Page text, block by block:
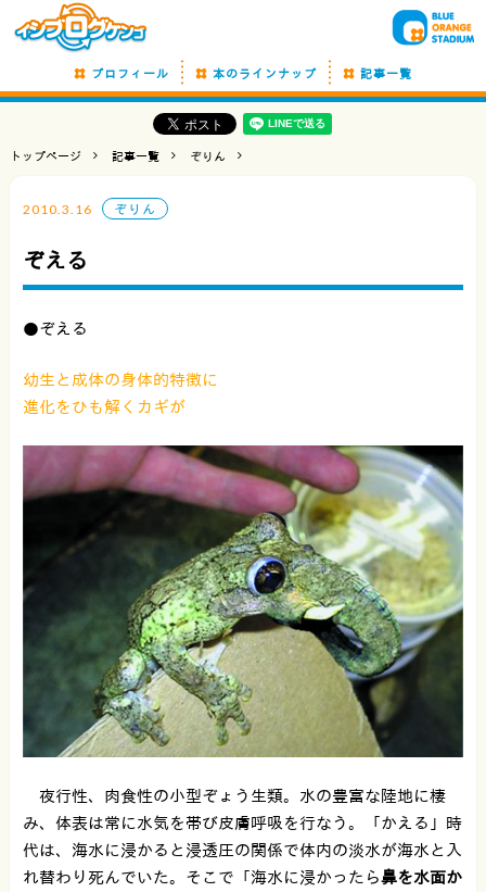
プロフィール 本のラインナップ 記事一覧
トップページ 記事一覧 ぞりん
2010.3.16 ぞりん
ぞえる
●ぞえる
幼生と成体の身体的特徴に
進化をひも解くカギが
夜行性、肉食性の小型ぞょう生類。水の豊富な陸地に棲
み、体表は常に水気を帯び皮膚呼吸を行なう。「かえる」時
代は、海水に浸かると浸透圧の関係で体内の淡水が海水と入
れ替わり死んでいた。そこで「海水に浸かったら鼻を水面か